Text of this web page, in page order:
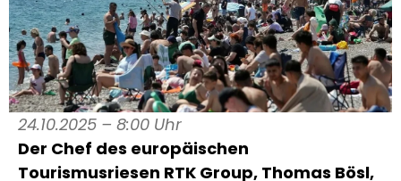
24.10.2025 – 8:00 Uhr
Der Chef des europäischen
Tourismusriesen RTK Group, Thomas Bösl,